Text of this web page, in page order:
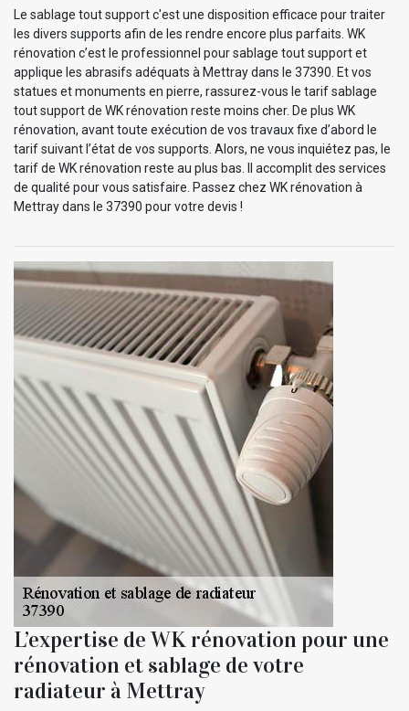
Le sablage tout support c'est une disposition efficace pour traiter
les divers supports afin de les rendre encore plus parfaits. WK
rénovation c’est le professionnel pour sablage tout support et
applique les abrasifs adéquats à Mettray dans le 37390. Et vos
statues et monuments en pierre, rassurez-vous le tarif sablage
tout support de WK rénovation reste moins cher. De plus WK
rénovation, avant toute exécution de vos travaux fixe d’abord le
tarif suivant l’état de vos supports. Alors, ne vous inquiétez pas, le
tarif de WK rénovation reste au plus bas. Il accomplit des services
de qualité pour vous satisfaire. Passez chez WK rénovation à
Mettray dans le 37390 pour votre devis !
L’expertise de WK rénovation pour une
rénovation et sablage de votre
radiateur à Mettray